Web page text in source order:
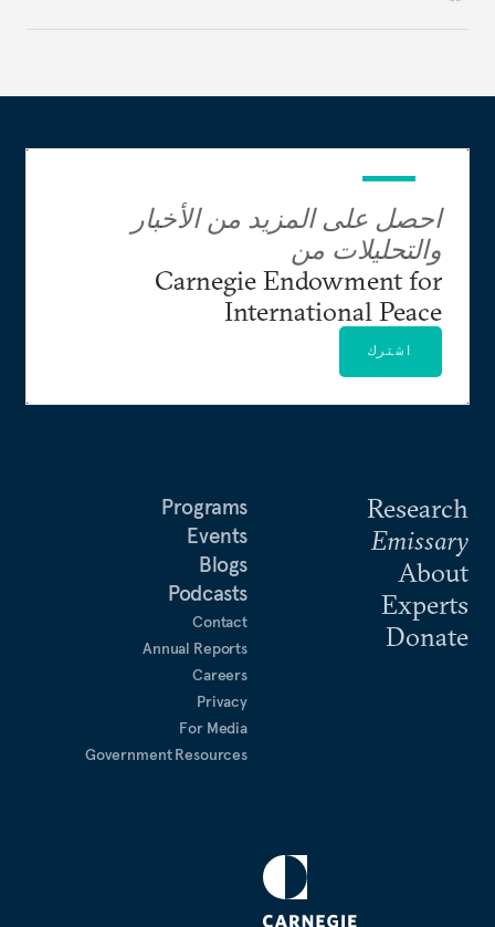
Research
Emissary
About
Experts
Donate
Programs
Events
Blogs
Podcasts
Contact
Annual Reports
Careers
Privacy
For Media
Government Resources
احصل على المزيد من الأخبار
والتحليلات من
Carnegie Endowment for
International Peace
اشترك